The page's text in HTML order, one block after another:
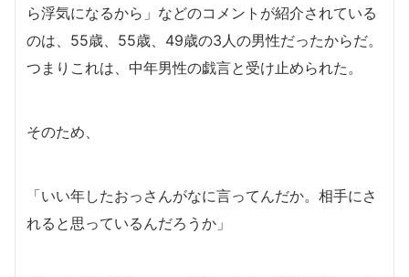
ら浮気になるから」などのコメントが紹介されている
のは、55歳、55歳、49歳の3人の男性だったからだ。
つまりこれは、中年男性の戯言と受け止められた。
そのため、
「いい年したおっさんがなに言ってんだか。相手にさ
れると思っているんだろうか」